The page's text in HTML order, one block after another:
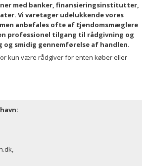
med banker, finansieringsinstitutter,
Vi varetager udelukkende vores
anbefales ofte af Ejendomsmæglere
professionel tilgang til rådgivning og
smidig gennemførelse af handlen.
kun være rådgiver for enten køber eller